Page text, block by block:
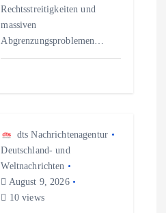
Rechtsstreitigkeiten und
massiven
Abgrenzungsproblemen…
dts Nachrichtenagentur
Deutschland- und
Weltnachrichten
August 9, 2026
10 views